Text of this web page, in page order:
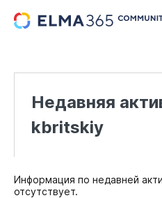
...
Недавняя
kbritskiy
Информация по недавней
отсутствует.